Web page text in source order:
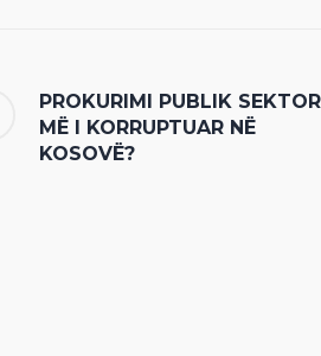
PROKURIMI PUBLIK
MË I KORRUPTUAR NË
KOSOVË?